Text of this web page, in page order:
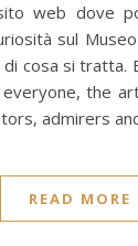
web dove
sul
cosa si tratta.
the
admirers
READ MORE